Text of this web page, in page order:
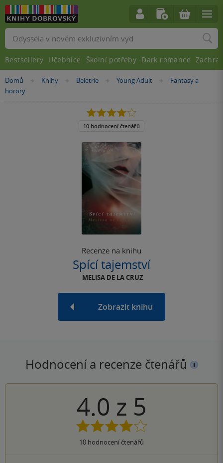
Nacházíte
se
Domů »
Knihy »
Beletrie »
Young Adult »Fantasy a
horory
Recenze na knihu
Spící tajemství
MELISA DE LA CRUZ
Zobrazit knihu
4.0
z
5
10 hodnocení čtenářů
Hodnocení a recenze čtenářů
4.0 z 5
10 hodnocení čtenářů
Vyhledávání
Bestsellery Učebnice Školní potřeby Dark romance